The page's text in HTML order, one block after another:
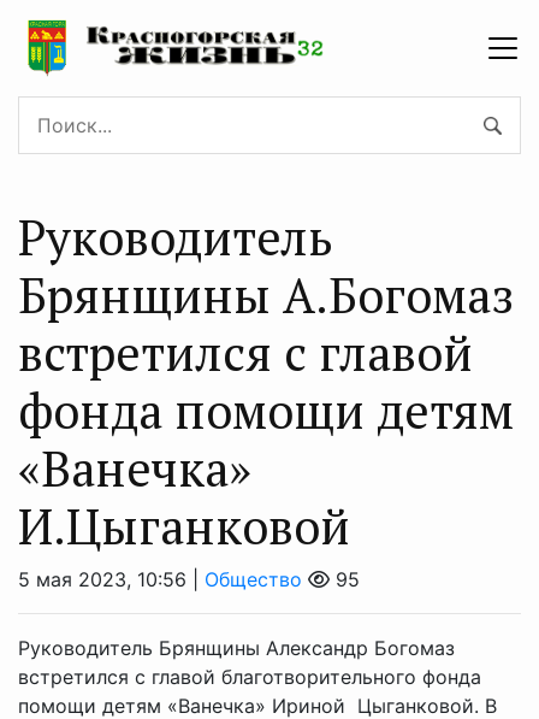
Руководитель
Брянщины А.Богомаз
встретился с главой
фонда помощи детям
«Ванечка»
И.Цыганковой
5 мая 2023, 10:56 | Общество 95
Руководитель Брянщины Александр Богомаз
встретился с главой благотворительного фонда
помощи детям «Ванечка» Ириной Цыганковой. В